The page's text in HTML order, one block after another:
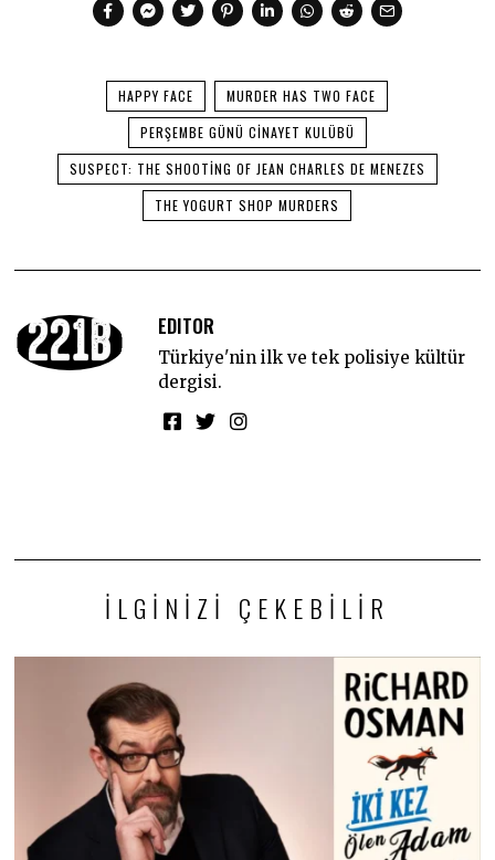
HAPPY FACE
MURDER HAS TWO FACE
PERŞEMBE GÜNÜ CINAYET KULÜBÜ
SUSPECT: THE SHOOTING OF JEAN CHARLES DE MENEZES
THE YOGURT SHOP MURDERS
EDITOR
Türkiye'nin ilk ve tek polisiye kültür
dergisi.
İLGINIZI ÇEKEBILIR